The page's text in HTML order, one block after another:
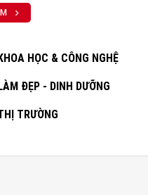
HỌC & CÔNG NGHỆ
ĐẸP - DINH DƯỠNG
TRƯỜNG